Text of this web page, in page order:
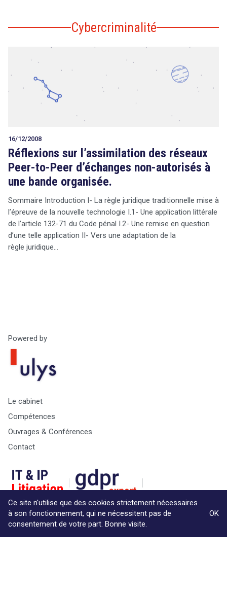
Cybercriminalité
16/12/2008
Réflexions sur l’assimilation des réseaux
Peer-to-Peer d’échanges non-autorisés à
une bande organisée.
Sommaire Introduction I- La règle juridique traditionnelle mise à
l’épreuve de la nouvelle technologie I.1- Une application littérale
de l’article 132-71 du Code pénal I.2- Une remise en question
d’une telle application II- Vers une adaptation de la
règle juridique…
Powered by
Le cabinet
Compétences
Ouvrages & Conférences
Contact
Ce site n'utilise que des cookies strictement nécessaires
à son fonctionnement, qui ne nécessitent pas de
consentement de votre part. Bonne visite.
OK